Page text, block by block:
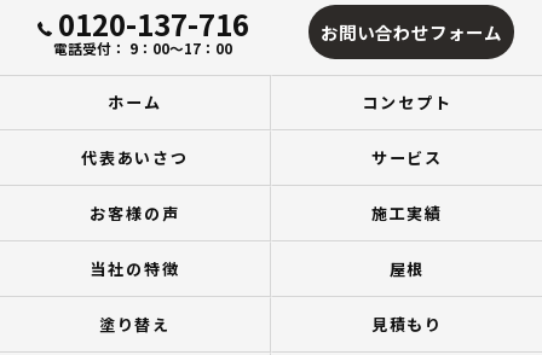
0120-137-716
電話受付： 9：00～17：00
お問い合わせフォーム
ホーム コンセプト
代表あいさつ サービス
お客様の声 施工実績
当社の特徴 屋根
塗り替え 見積もり